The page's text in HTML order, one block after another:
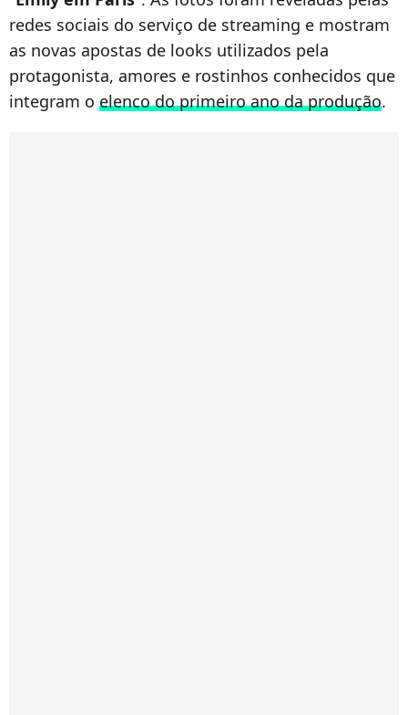
redes sociais do serviço de streaming e mostram
as novas apostas de looks utilizados pela
protagonista, amores e rostinhos conhecidos que
integram o elenco do primeiro ano da produção.